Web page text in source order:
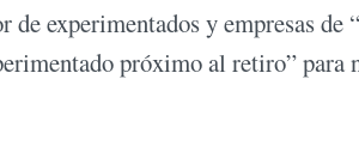
experimentados y empresas de
próximo al retiro” para